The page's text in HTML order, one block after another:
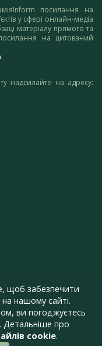
посилання на
у сфері онлайн-медіа
матеріалу прямого та
на цитований
надсилайте на адресу:
щоб забезпечити
нашому сайті.
ви погоджуєтесь
Детальніше про
cookie.